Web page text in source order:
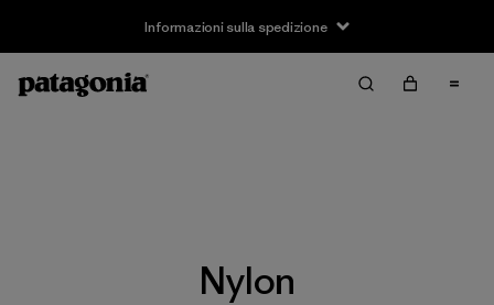
Informazioni sulla spedizione
Nylon